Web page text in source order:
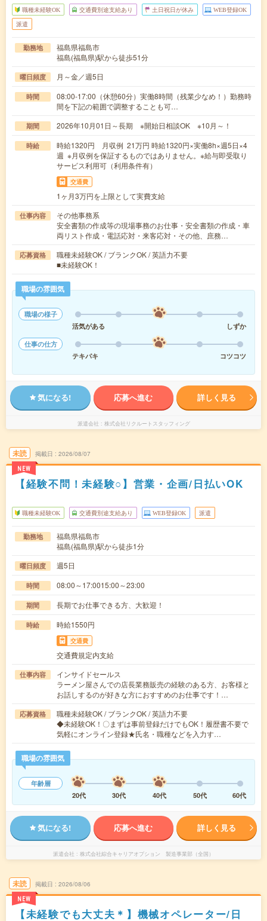
職種未経験OK 交通費別途支給あり 土日祝日が休み WEB登録OK
派遣
勤務地
福島県福島市
福島(福島県)駅から徒歩51分
曜日頻度 月～金／週5日
時間
08:00-17:00（休憩60分）実働8時間（残業少なめ！）勤務時
間を下記の範囲で調整することも可…
期間 2026年10月01日～長期 ※開始日相談OK ※10月～！
時給
時給1320円 月収例 21万円 時給1320円×実働8h×週5日×4
週 ※月収例を保証するものではありません。※給与即受取り
サービス利用可（利用条件有）
交通費
1ヶ月3万円を上限として実費支給
仕事内容
その他事務系
安全書類の作成等の現場事務のお仕事・安全書類の作成・車
両リスト作成・電話応対・来客応対・その他、庶務…
応募資格
職種未経験OK / ブランクOK / 英語力不要
■未経験OK！
職場の雰囲気
職場の様子
活気がある
しずか
仕事の仕方
テキパキ
コツコツ
気になる! 応募へ進む 詳しく見る
派遣会社 株式会社リクルートスタッフィング
未読
NEW
掲載日 2026/08/07
【経験不問！未経験○】営業・企画/日払いOK
職種未経験OK 交通費別途支給あり WEB登録OK 派遣
勤務地
福島県福島市
福島(福島県)駅から徒歩1分
曜日頻度 週5日
時間 08:00～17:0015:00～23:00
期間 長期でお仕事できる方、大歓迎！
時給 時給1550円
交通費
交通費規定内支給
仕事内容
インサイドセールス
ラーメン屋さんでの店長業務販売の経験のある方、お客様と
お話しするのが好きな方におすすめのお仕事です！…
応募資格
職種未経験OK / ブランクOK / 英語力不要
◆未経験OK！〇まずは事前登録だけでもOK！履歴書不要で
気軽にオンライン登録★氏名・職種などを入力す…
職場の雰囲気
年齢層
20代
30代 40代 50代 60代
気になる! 応募へ進む 詳しく見る
派遣会社 株式会社綜合キャリアオプション 製造事業部（全国）
未読
NEW
掲載日 2026/08/06
【未経験でも大丈夫＊】機械オペレーター/日